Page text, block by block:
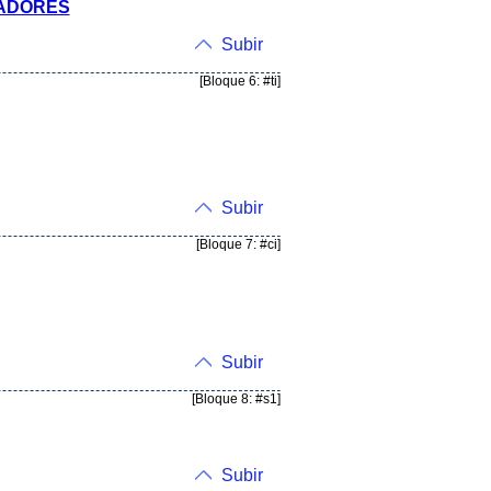
Subir
[Bloque 6: #ti]
Subir
[Bloque 7: #ci]
Subir
[Bloque 8: #s1]
Subir